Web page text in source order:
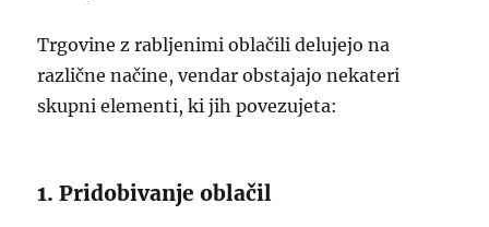
Trgovine z rabljenimi oblačili delujejo na
različne načine, vendar obstajajo nekateri
skupni elementi, ki jih povezujeta:
1. Pridobivanje oblačil